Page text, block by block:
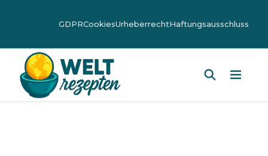
GDPRCookiesUrheberrechtHaftungsausschluss